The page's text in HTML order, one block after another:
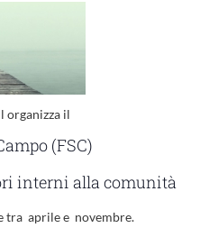
organizza il
(FSC)
interni alla comunità
tra aprile e novembre.